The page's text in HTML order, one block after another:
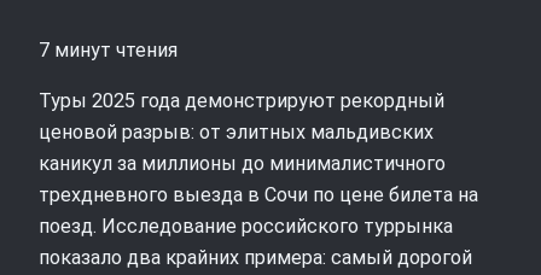
7 минут чтения
Туры 2025 года демонстрируют рекордный
ценовой разрыв: от элитных мальдивских
каникул за миллионы до минималистичного
трехдневного выезда в Сочи по цене билета на
поезд. Исследование российского туррынка
показало два крайних примера: самый дорогой